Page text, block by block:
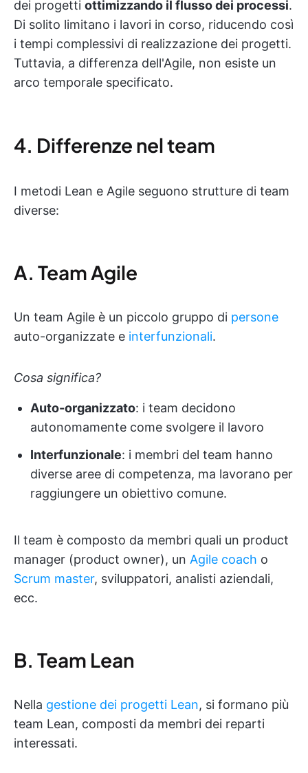
dei progetti ottimizzando il flusso dei processi.
Di solito limitano i lavori in corso, riducendo così
i tempi complessivi di realizzazione dei progetti.
Tuttavia, a differenza dell'Agile, non esiste un
arco temporale specificato.
4. Differenze nel team
I metodi Lean e Agile seguono strutture di team
diverse:
A. Team Agile
Un team Agile è un piccolo gruppo di persone
auto-organizzate e interfunzionali.
Cosa significa?
Auto-organizzato: i team decidono
autonomamente come svolgere il lavoro
Interfunzionale: i membri del team hanno
diverse aree di competenza, ma lavorano per
raggiungere un obiettivo comune.
Il team è composto da membri quali un product
manager (product owner), un Agile coach o
Scrum master, sviluppatori, analisti aziendali,
ecc.
B. Team Lean
Nella gestione dei progetti Lean, si formano più
team Lean, composti da membri dei reparti
interessati.